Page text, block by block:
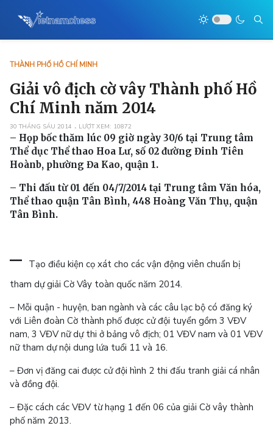
THÀNH PHỐ HỒ CHÍ MINH
Giải vô địch cờ vây Thành phố Hồ
Chí Minh năm 2014
30 THÁNG SÁU 2014 LƯỢT XEM: 10872
– Họp bốc thăm lúc 09 giờ ngày 30/6 tại Trung tâm
Thể dục Thể thao Hoa Lư, số 02 đường Đinh Tiên
Hoànb, phường Đa Kao, quận 1.
– Thi đấu từ 01 đến 04/7/2014 tại Trung tâm Văn hóa,
Thể thao quận Tân Bình, 448 Hoàng Văn Thụ, quận
Tân Bình.
– Tạo điều kiện cọ xát cho các vận động viên chuẩn bị
tham dự giải Cờ Vây toàn quốc năm 2014.
– Mỗi quận - huyện, ban ngành và các câu lạc bộ có đăng ký
với Liên đoàn Cờ thành phố được cử đội tuyển gồm 3 VĐV
nam, 3 VĐV nữ dự thi ở bảng vô địch; 01 VĐV nam và 01 VĐV
nữ tham dự nội dung lứa tuổi 11 và 16.
– Đơn vị đăng cai được cử đội hình 2 thi đấu tranh giải cá nhân
và đồng đội.
– Đặc cách các VĐV từ hạng 1 đến 06 của giải Cờ vây thành
phố năm 2013.